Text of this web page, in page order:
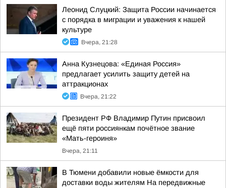
Леонид Слуцкий: Защита России начинается
с порядка в миграции и уважения к нашей
культуре
Вчера, 21:28
Анна Кузнецова: «Единая Россия»
предлагает усилить защиту детей на
аттракционах
Вчера, 21:22
Президент РФ Владимир Путин присвоил
ещё пяти россиянкам почётное звание
«Мать-героиня»
Вчера, 21:11
В Тюмени добавили новые ёмкости для
доставки воды жителям На передвижные